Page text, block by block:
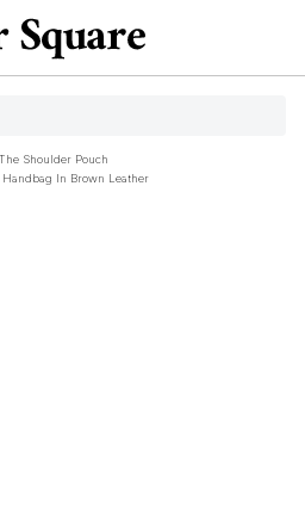
The Shoulder Pouch
Handbag In Brown Leather